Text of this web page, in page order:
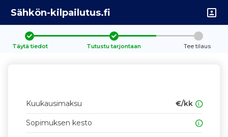
Sähkön-kilpailutus.fi
Täytä tiedot Tutustu tarjontaan Tee tilaus
Kuukausimaksu €/kk
Sopimuksen kesto